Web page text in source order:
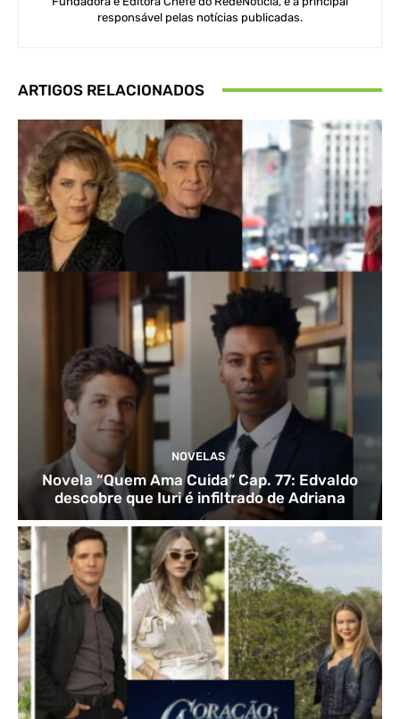
responsável pelas notícias publicadas.
ARTIGOS RELACIONADOS
NOVELAS
Novela “Quem Ama Cuida” Cap. 77: Edvaldo
descobre que Iuri é infiltrado de Adriana